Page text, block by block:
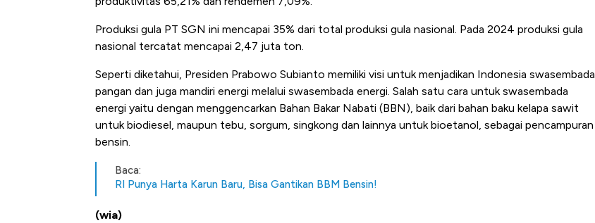
Produksi gula PT SGN ini mencapai 35% dari total produksi gula nasional. Pada 2024 produksi gula
nasional tercatat mencapai 2,47 juta ton.
Seperti diketahui, Presiden Prabowo Subianto memiliki visi untuk menjadikan Indonesia swasembada
pangan dan juga mandiri energi melalui swasembada energi. Salah satu cara untuk swasembada
energi yaitu dengan menggencarkan Bahan Bakar Nabati (BBN), baik dari bahan baku kelapa sawit
untuk biodiesel, maupun tebu, sorgum, singkong dan lainnya untuk bioetanol, sebagai pencampuran
bensin.
Baca:
RI Punya Harta Karun Baru, Bisa Gantikan BBM Bensin!
(wia)